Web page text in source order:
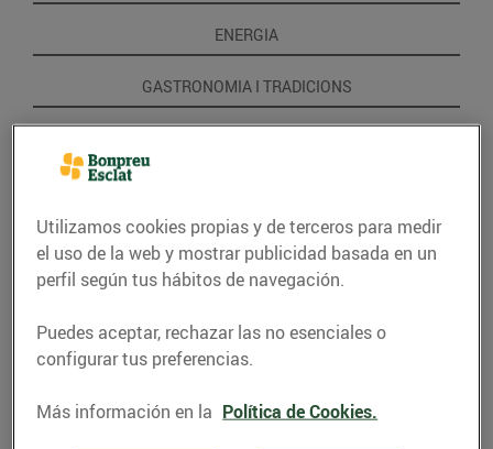
ENERGIA
GASTRONOMIA I TRADICIONS
Utilizamos cookies propias y de terceros para medir
el uso de la web y mostrar publicidad basada en un
perfil según tus hábitos de navegación.
Puedes aceptar, rechazar las no esenciales o
configurar tus preferencias.
Más información en la Política de Cookies.